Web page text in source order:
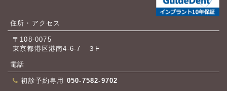
住所・アクセス
〒108-0075
東京都港区港南4-6-7 ３F
電話
初診予約専用 050-7582-9702